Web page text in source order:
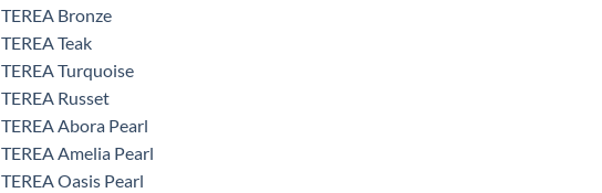
TEREA Bronze
TEREA Teak
TEREA Turquoise
TEREA Russet
TEREA Abora Pearl
TEREA Amelia Pearl
TEREA Oasis Pearl